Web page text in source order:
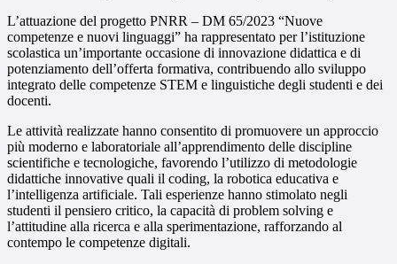
L’attuazione del progetto PNRR – DM 65/2023 “Nuove
competenze e nuovi linguaggi” ha rappresentato per l’istituzione
scolastica un’importante occasione di innovazione didattica e di
potenziamento dell’offerta formativa, contribuendo allo sviluppo
integrato delle competenze STEM e linguistiche degli studenti e dei
docenti.
Le attività realizzate hanno consentito di promuovere un approccio
più moderno e laboratoriale all’apprendimento delle discipline
scientifiche e tecnologiche, favorendo l’utilizzo di metodologie
didattiche innovative quali il coding, la robotica educativa e
l’intelligenza artificiale. Tali esperienze hanno stimolato negli
studenti il pensiero critico, la capacità di problem solving e
l’attitudine alla ricerca e alla sperimentazione, rafforzando al
contempo le competenze digitali.